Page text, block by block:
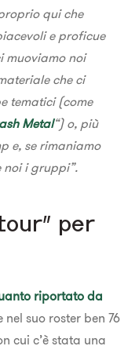
qui che
e proficue
muoviamo noi
che ci
tematici (come
Metal“) o, più
e, se rimaniamo
i gruppi”.
per
riportato da
suo roster ben 76
cui c’è stata una